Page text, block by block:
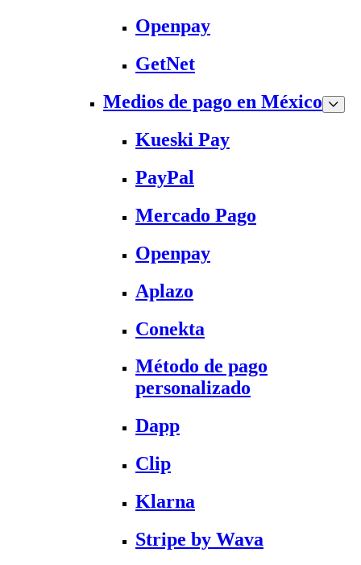
Openpay
GetNet
Medios de pago en México
Kueski Pay
PayPal
Mercado Pago
Openpay
Aplazo
Conekta
Método de pago
personalizado
Dapp
Clip
Klarna
Stripe by Wava